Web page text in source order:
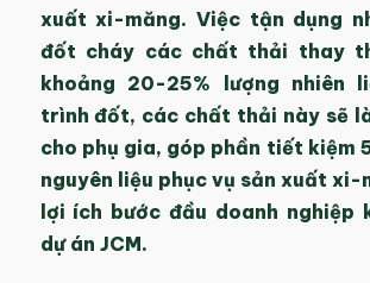
xuất xi-măng. Việc tận dụng
đốt cháy các chất thải thay
khoảng 20-25% lượng nhiên
trình đốt, các chất thải này sẽ
cho phụ gia, góp phần tiết kiệm
nguyên liệu phục vụ sản xuất xi-
lợi ích bước đầu doanh nghiệp
dự án JCM.